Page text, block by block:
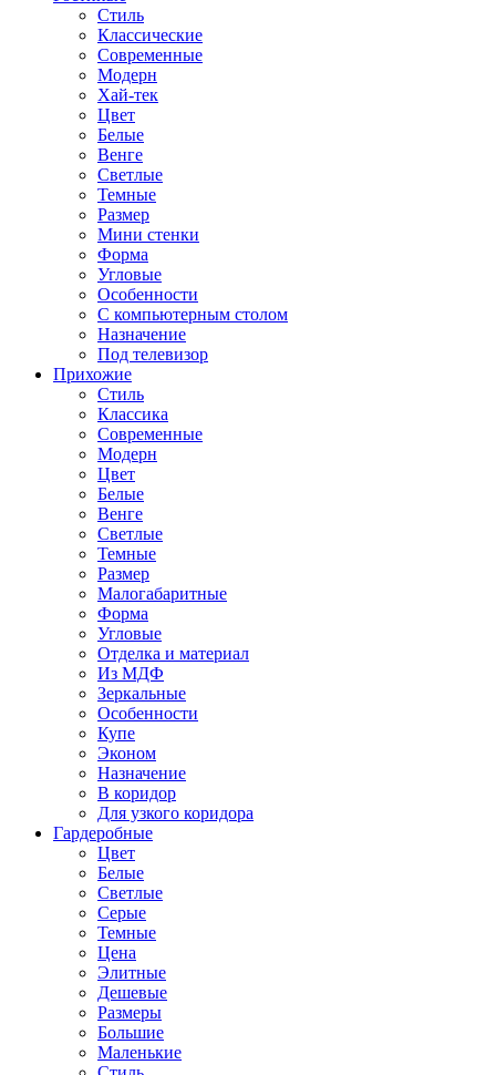
Стиль
Классические
Современные
Модерн
Хай-тек
Цвет
Белые
Венге
Светлые
Темные
Размер
Мини стенки
Форма
Угловые
Особенности
С компьютерным столом
Назначение
Под телевизор
Прихожие
Стиль
Классика
Современные
Модерн
Цвет
Белые
Венге
Светлые
Темные
Размер
Малогабаритные
Форма
Угловые
Отделка и материал
Из МДФ
Зеркальные
Особенности
Купе
Эконом
Назначение
В коридор
Для узкого коридора
Гардеробные
Цвет
Белые
Светлые
Серые
Темные
Цена
Элитные
Дешевые
Размеры
Большие
Маленькие